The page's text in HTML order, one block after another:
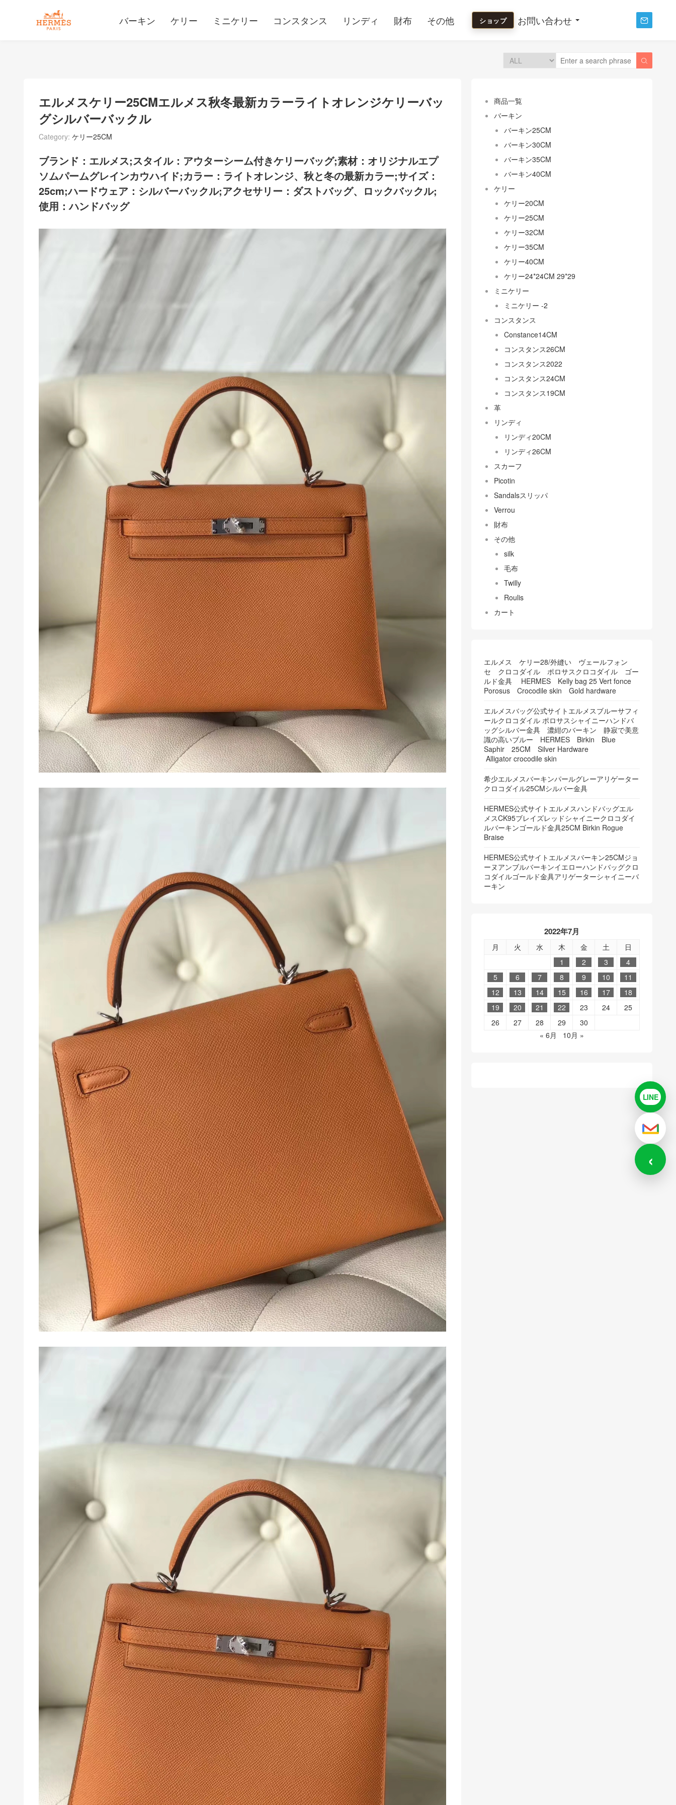
バーキン ケリー ミニケリー コンスタンス リンディ 財布 その他 ショップ お問い合わせ 

エルメスケリー25CMエルメス秋冬最新カラーライトオレンジケリーバッ
グシルバーバックル
Category: ケリー25CM
ブランド：エルメス;スタイル：アウターシーム付きケリーバッグ;素材：オリジナルエプ
ソムパームグレインカウハイド;カラー：ライトオレンジ、秋と冬の最新カラー;サイズ：
25cm;ハードウェア：シルバーバックル;アクセサリー：ダストバッグ、ロックバックル;
使用：ハンドバッグ
商品一覧
バーキン
バーキン25CM
バーキン30CM
バーキン35CM
バーキン40CM
ケリー
ケリー20CM
ケリー25CM
ケリー32CM
ケリー35CM
ケリー40CM
ケリー24*24CM 29*29
ミニケリー
ミニケリー -2
コンスタンス
Constance14CM
コンスタンス26CM
コンスタンス2022
コンスタンス24CM
コンスタンス19CM
革
リンディ
リンディ20CM
リンディ26CM
スカーフ
Picotin
Sandalsスリッパ
Verrou
財布
その他
silk
毛布
Twilly
Roulis
カート
エルメス ケリー28/外縫い ヴェールフォン
セ クロコダイル ポロサスクロコダイル ゴー
ルド金具 HERMES Kelly bag 25 Vert fonce
Porosus Crocodile skin Gold hardware
エルメスバッグ公式サイトエルメスブルーサフィ
ールクロコダイル ポロサスシャイニーハンドバ
ッグシルバー金具 濃紺のバーキン 静寂で美意
識の高いブルー HERMES Birkin Blue
Saphir 25CM Silver Hardware
Alligator crocodile skin
希少エルメスバーキンパールグレーアリゲーター
クロコダイル25CMシルバー金具
HERMES公式サイトエルメスハンドバッグエル
メスCK95ブレイズレッドシャイニークロコダイ
ルバーキンゴールド金具25CM Birkin Rogue
Braise
HERMES公式サイトエルメスバーキン25CMジョ
ーヌアンブルバーキンイエローハンドバッグクロ
コダイルゴールド金具アリゲーターシャイニーバ
ーキン
2022年7月
月 火 水 木 金 土
日
1
2 3
4
5
6 7 8 9 10
11
12
13 14 15 16 17
18
19
20 21 22 23 24
25
26
27 28 29
30
« 6月
10月 »
LINELINEで
メール
‹